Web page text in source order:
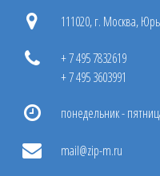
111020, г. Москва,
+ 7 495 7832619
+ 7 495 3603991
понедельник -
mail@zip-m.ru